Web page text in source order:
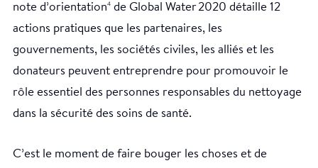
note d’orientation4 de Global Water 2020 détaille 12
actions pratiques que les partenaires, les
gouvernements, les sociétés civiles, les alliés et les
donateurs peuvent entreprendre pour promouvoir le
rôle essentiel des personnes responsables du nettoyage
dans la sécurité des soins de santé.
C’est le moment de faire bouger les choses et de